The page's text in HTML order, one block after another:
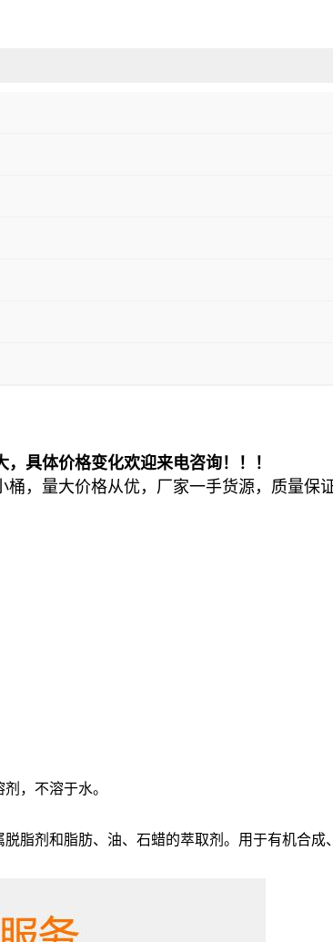
具体价格变化欢迎来电咨询！！！
，量大价格从优，厂家一手货源，质量保
剂，不溶于水。
脂剂和脂肪、油、石蜡的萃取剂。用于有机合成